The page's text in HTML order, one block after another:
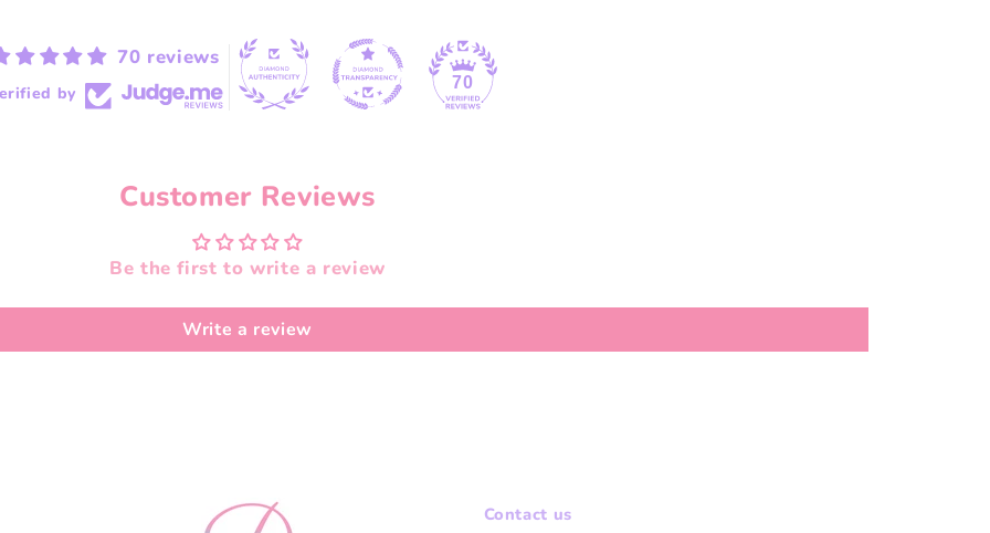
70 reviews
by
70
Customer Reviews
Be the first to write a review
Write a review
Contact us